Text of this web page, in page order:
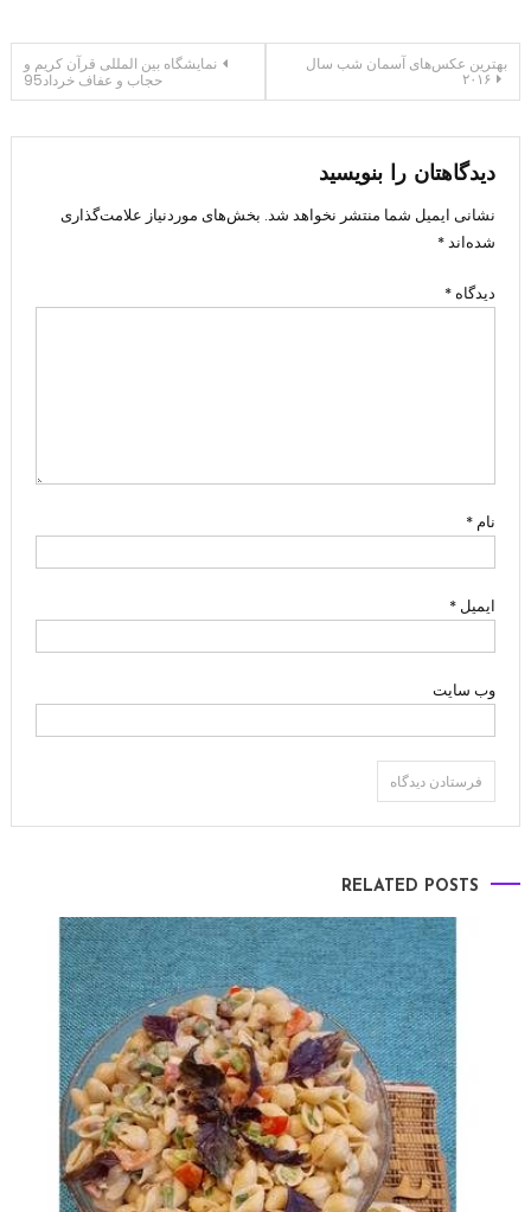
راهبری
نمایشگاه بین المللی قرآن کریم و
حجاب و عفاف خرداد95
بهترین عکس‌های آسمان شب سال
۲۰۱۶
دیدگاهتان را بنویسید
نشانی ایمیل شما منتشر نخواهد شد. بخش‌های موردنیاز علامت‌گذاری
شده‌اند*
دیدگاه *
نام*
ایمیل *
وب‌ سایت
RELATED POSTS